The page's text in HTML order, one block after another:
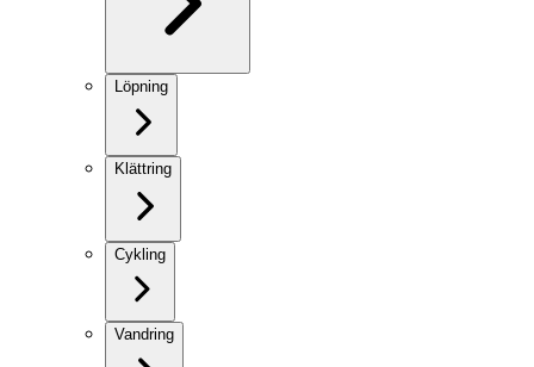
Löpning
Klättring
Cykling
Vandring